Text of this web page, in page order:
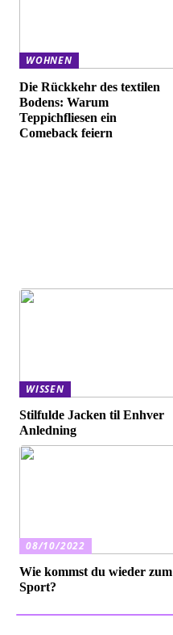
WOHNEN
Die Rückkehr des textilen
Bodens: Warum
Teppichfliesen ein
Comeback feiern
WISSEN
Stilfulde Jacken til Enhver
Anledning
08/10/2022
Wie kommst du wieder zum
Sport?